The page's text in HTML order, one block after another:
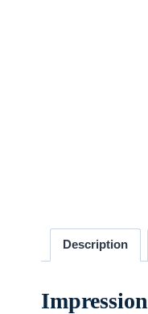
Description